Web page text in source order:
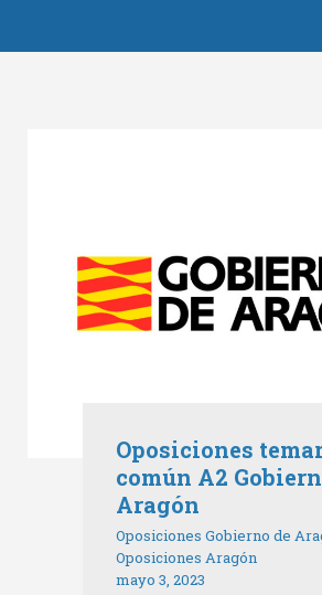
Oposiciones
común A2
Aragón
Oposiciones Gobierno de
Oposiciones Aragón
mayo 3, 2023